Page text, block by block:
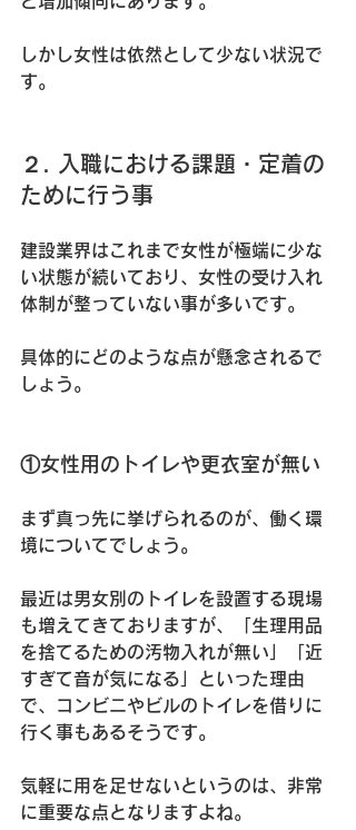
しかし女性は依然として少ない状況で
す。
２. 入職における課題・定着の
ために行う事
建設業界はこれまで女性が極端に少な
い状態が続いており、女性の受け入れ
体制が整っていない事が多いです。
具体的にどのような点が懸念されるで
しょう。
①女性用のトイレや更衣室が無い
まず真っ先に挙げられるのが、働く環
境についてでしょう。
最近は男女別のトイレを設置する現場
も増えてきておりますが、「生理用品
を捨てるための汚物入れが無い」「近
すぎて音が気になる」といった理由
で、コンビニやビルのトイレを借りに
行く事もあるそうです。
気軽に用を足せないというのは、非常
に重要な点となりますよね。